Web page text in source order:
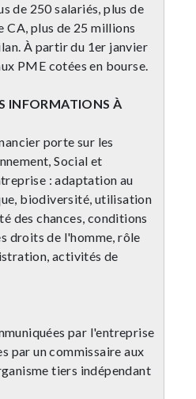
de 250 salariés, plus de
CA, plus de 25 millions
À partir du 1er janvier
PME cotées en bourse.
INFORMATIONS À
porte sur les
Social et
: adaptation au
biodiversité, utilisation
des chances, conditions
droits de l'homme, rôle
activités de
par l'entreprise
par un commissaire aux
tiers indépendant